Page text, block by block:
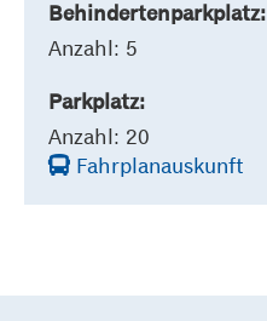
Behindertenparkplatz:
Anzahl: 5
Parkplatz:
Anzahl: 20
Fahrplanauskunft